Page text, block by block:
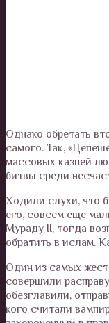
Однако обретать
самого. Так,
массовых казней
битвы среди
Ходили слухи, что
его, совсем еще
Мураду II, тогда
обратить в ислам.
Один из самых
совершили
обезглавили,
кого считали